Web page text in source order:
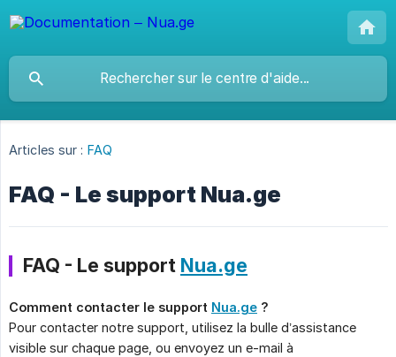
Articles sur : FAQ
FAQ - Le support Nua.ge
FAQ - Le support Nua.ge
Comment contacter le support Nua.ge ?
Pour contacter notre support, utilisez la bulle d’assistance
visible sur chaque page, ou envoyez un e-mail à